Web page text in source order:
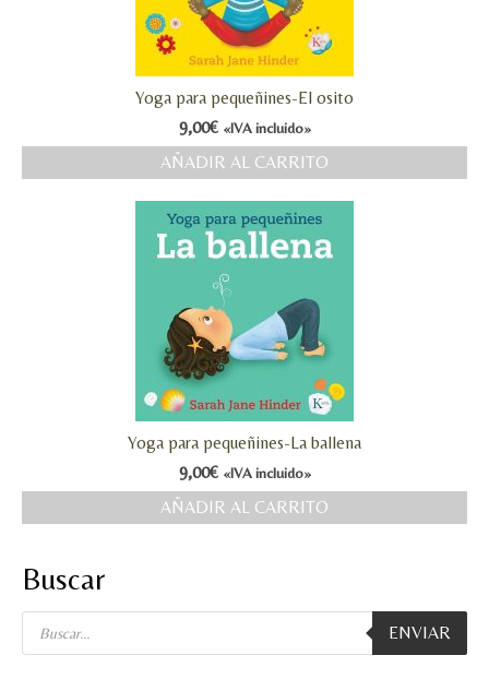
Yoga para pequeñines-El osito
9,00€ «IVA incluido»
AÑADIR AL CARRITO
Yoga para pequeñines-La ballena
9,00€ «IVA incluido»
AÑADIR AL CARRITO
Buscar
Búsqueda
productos
ENVIAR